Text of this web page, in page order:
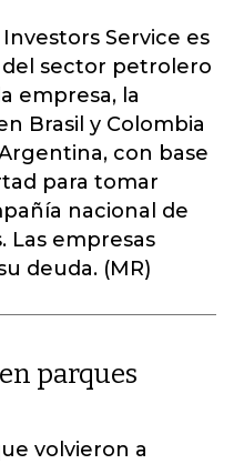
Service es
sector petrolero
empresa, la
Brasil y Colombia
con base
para tomar
nacional de
Las empresas
deuda. (MR)
parques
volvieron a